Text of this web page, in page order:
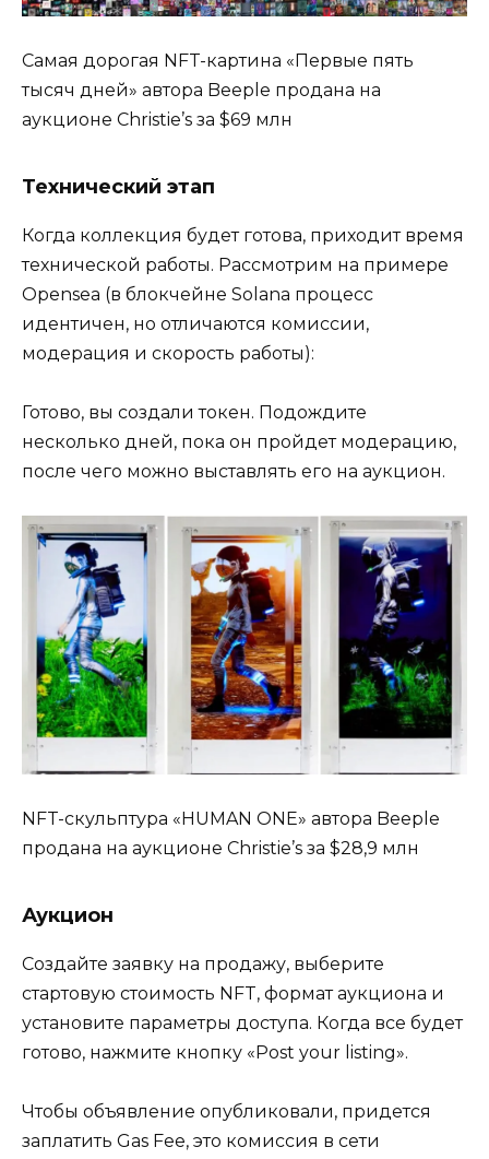
Самая дорогая NFT-картина «Первые пять
тысяч дней» автора Beeple продана на
аукционе Christie’s за $69 млн
Технический этап
Когда коллекция будет готова, приходит время
технической работы. Рассмотрим на примере
Opensea (в блокчейне Solana процесс
идентичен, но отличаются комиссии,
модерация и скорость работы):
Готово, вы создали токен. Подождите
несколько дней, пока он пройдет модерацию,
после чего можно выставлять его на аукцион.
NFT-скульптура «HUMAN ONE» автора Beeple
продана на аукционе Christie’s за $28,9 млн
Аукцион
Создайте заявку на продажу, выберите
стартовую стоимость NFT, формат аукциона и
установите параметры доступа. Когда все будет
готово, нажмите кнопку «Post your listing».
Чтобы объявление опубликовали, придется
заплатить Gas Fee, это комиссия в сети